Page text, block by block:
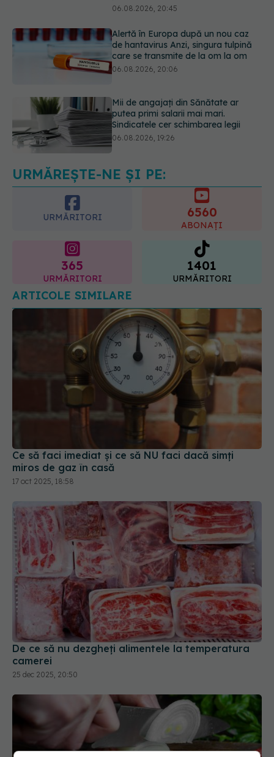
Mii de angajați din Sănătate ar
putea primi salarii mai mari.
Sindicatele cer schimbarea legii
EXCLUSIV
Cancerele ginecologice
care pot fi tratate fără operație. Dr.
Sorin Bogdan (SANADOR): Chirurgia
este indicată doar punctual, pentru
anumite categorii de paciente
EXCLUSIV Brahiterapie vs
radioterapie externă în cancerul
ginecologic. Dr. Sorin Bogdan
(SANADOR) explică diferența și
cum acționează tratamentul
URMĂREȘTE-NE ȘI PE:
URMĂRITORI 6560
ABONAȚI
365
URMĂRITORI
1401
URMĂRITORI
ARTICOLE SIMILARE
Ce să faci imediat și ce să NU faci dacă simți
miros de gaz în casă
17 oct 2025, 18:58
De ce să nu dezgheți alimentele la temperatura
camerei
25 dec 2025, 20:50